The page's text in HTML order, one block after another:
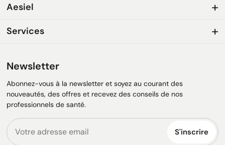
Aesiel
Services
Newsletter
Abonnez-vous à la newsletter et soyez au courant des
nouveautés, des offres et recevez des conseils de nos
professionnels de santé.
S'inscrire